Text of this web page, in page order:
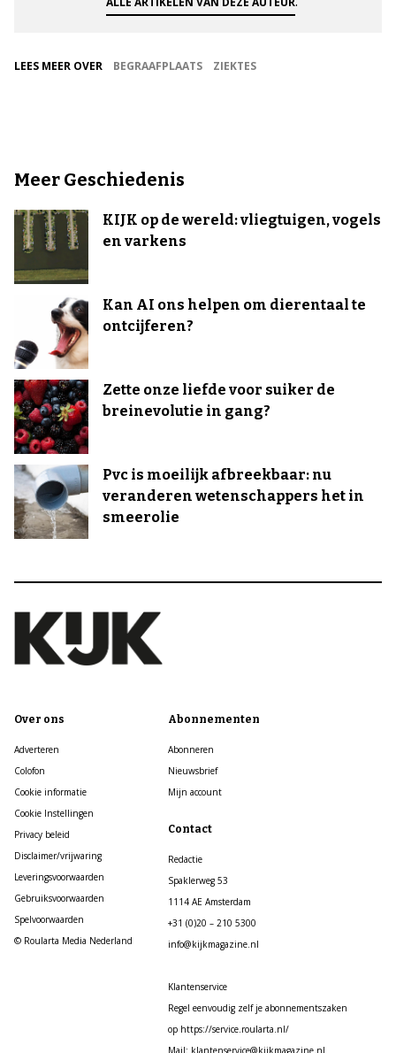
LEES MEER OVER BEGRAAFPLAATS ZIEKTES
Meer Geschiedenis
KIJK op de wereld: vliegtuigen, vogels
en varkens
Kan AI ons helpen om dierentaal te
ontcijferen?
Zette onze liefde voor suiker de
breinevolutie in gang?
Pvc is moeilijk afbreekbaar: nu
veranderen wetenschappers het in
smeerolie
Over ons
Adverteren
Colofon
Cookie informatie
Cookie Instellingen
Privacy beleid
Disclaimer/vrijwaring
Leveringsvoorwaarden
Gebruiksvoorwaarden
Spelvoorwaarden
© Roularta Media Nederland
Abonnementen
Abonneren
Nieuwsbrief
Mijn account
Contact
Redactie
Spaklerweg 53
1114 AE Amsterdam
+31 (0)20 – 210 5300
info@kijkmagazine.nl
Klantenservice
Regel eenvoudig zelf je abonnementszaken
op https://service.roularta.nl/
Mail: klantenservice@kijkmagazine.nl